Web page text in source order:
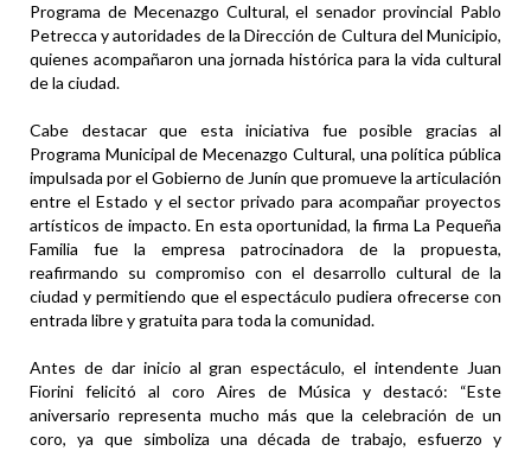
Programa de Mecenazgo Cultural, el senador provincial Pablo
Petrecca y autoridades de la Dirección de Cultura del Municipio,
quienes acompañaron una jornada histórica para la vida cultural
de la ciudad.
Cabe destacar que esta iniciativa fue posible gracias al
Programa Municipal de Mecenazgo Cultural, una política pública
impulsada por el Gobierno de Junín que promueve la articulación
entre el Estado y el sector privado para acompañar proyectos
artísticos de impacto. En esta oportunidad, la firma La Pequeña
Familia fue la empresa patrocinadora de la propuesta,
reafirmando su compromiso con el desarrollo cultural de la
ciudad y permitiendo que el espectáculo pudiera ofrecerse con
entrada libre y gratuita para toda la comunidad.
Antes de dar inicio al gran espectáculo, el intendente Juan
Fiorini felicitó al coro Aires de Música y destacó: “Este
aniversario representa mucho más que la celebración de un
coro, ya que simboliza una década de trabajo, esfuerzo y